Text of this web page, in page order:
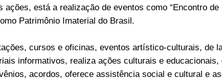
está a realização de eventos como “Encontro de
Patrimônio Imaterial do Brasil.
cursos e oficinas, eventos artístico-culturais, de
informativos, realiza ações culturais e
acordos, oferece assistência social e cultural e